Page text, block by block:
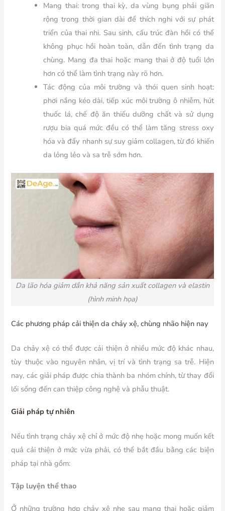
Mang thai:trong thai kỳ, da vùng bụng phải giãn
rộng trong thời gian dài để thích nghi với sự phát
triển của thai nhi. Sau sinh, cấu trúc đàn hồi có thể
không phục hồi hoàn toàn, dẫn đến tình trạng da
chùng. Mang đa thai hoặc mang thai ở độ tuổi lớn
hơn có thể làm tình trạng này rõ hơn.
Tác động của môi trường và thói quen sinh hoạt:
phơi nắng kéo dài, tiếp xúc môi trường ô nhiễm, hút
thuốc lá, chế độ ăn thiếu dưỡng chất và sử dụng
rượu bia quá mức đều có thể làm tăng stress oxy
hóa và đẩy nhanh sự suy giảm collagen, từ đó khiến
da lỏng lẻo và sa trễ sớm hơn.
Da lão hóa giảm dần khả năng sản xuất collagen và elastin
(hình minh họa)
Các phương pháp cải thiện da chảy xệ, chùng nhão hiện nay
Da chảy xệ có thể được cải thiện ở nhiều mức độ khác nhau,
tùy thuộc vào nguyên nhân, vị trí và tình trạng sa trễ. Hiện
nay, các giải pháp được chia thành ba nhóm chính, từ thay đổi
lối sống đến can thiệp công nghệ và phẫu thuật.
Giải pháp tự nhiên
Nếu tình trạng chảy xệ chỉ ở mức độ nhẹ hoặc mong muốn kết
quả cải thiện ở mức vừa phải, có thể bắt đầu bằng các biện
pháp tại nhà gồm:
Tập luyện thể thao
Ở những trường hợp chảy xệ nhẹ sau mang thai hoặc giảm